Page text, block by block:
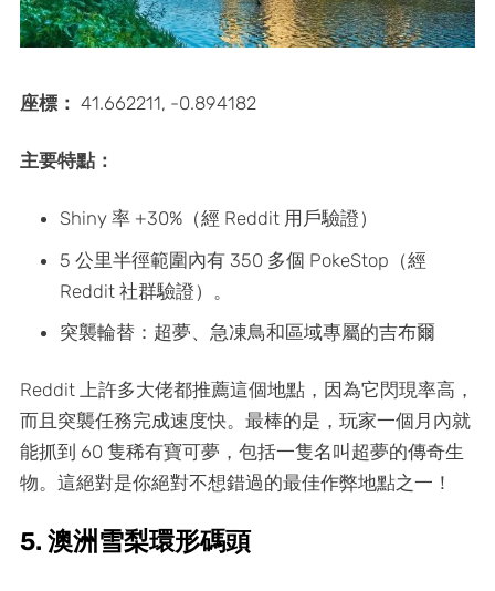
座標： 41.662211, -0.894182
主要特點：
Shiny 率 +30%（經 Reddit 用戶驗證）
5 公里半徑範圍內有 350 多個 PokeStop（經
Reddit 社群驗證）。
突襲輪替：超夢、急凍鳥和區域專屬的吉布爾
Reddit 上許多大佬都推薦這個地點，因為它閃現率高，
而且突襲任務完成速度快。最棒的是，玩家一個月內就
能抓到 60 隻稀有寶可夢，包括一隻名叫超夢的傳奇生
物。這絕對是你絕對不想錯過的最佳作弊地點之一！
5. 澳洲雪梨環形碼頭